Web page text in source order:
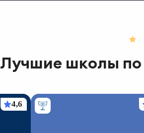
Лучшие школы по
4,6